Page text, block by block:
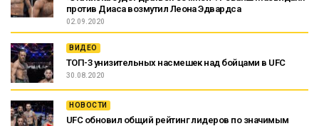
против Диаса возмутил Леона Эдвардса
02.09.2020
ВИДЕО
ТОП-3 унизительных насмешек над бойцами в UFC
30.08.2020
НОВОСТИ
UFC обновил общий рейтинг лидеров по значимым